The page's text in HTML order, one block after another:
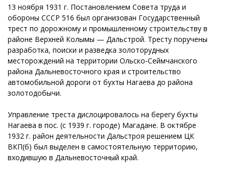
13 ноября 1931 г. Постановлением Совета труда и
обороны СССР 516 был организован Государственный
трест по дорожному и промышленному строительству в
районе Верхней Колымы — Дальстрой. Тресту поручены
разработка, поиски и разведка золоторудных
месторождений на территории Ольско-Сеймчанского
района Дальневосточного края и строительство
автомобильной дороги от бухты Нагаева до района
золотодобычи.
Управление треста дислоцировалось на берегу бухты
Нагаева в пос. (с 1939 г. городе) Магадане. В октябре
1932 г. район деятельности Дальстроя решением ЦК
ВКП(б) был выделен в самостоятельную территорию,
входившую в Дальневосточный край.